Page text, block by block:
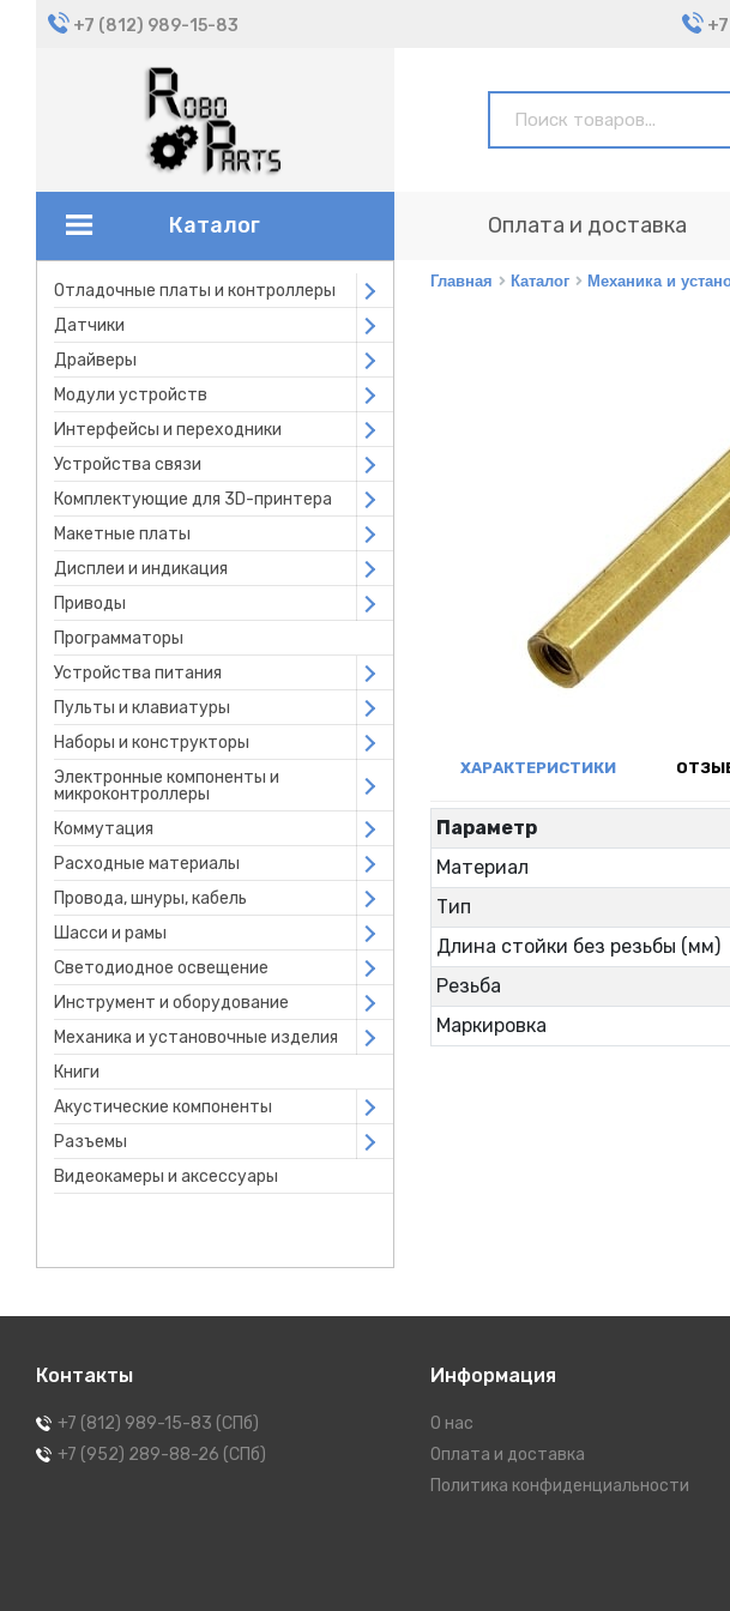
+7 (812) 989-15-83
Каталог Оплата и доставка
Отладочные платы и контроллеры
Open submenu
Датчики
Open submenu
Драйверы
Open submenu
Модули устройств
Open submenu
Интерфейсы и переходники
Open submenu
Устройства связи
Open submenu
Комплектующие для 3D-принтера
Open submenu
Макетные платы
Open submenu
Дисплеи и индикация
Open submenu
Приводы
Open submenu
Программаторы
Устройства питания
Open submenu
Пульты и клавиатуры
Open submenu
Наборы и конструкторы
Open submenu
Электронные компоненты и
микроконтроллеры
Open submenu
Коммутация
Open submenu
Расходные материалы
Open submenu
Провода, шнуры, кабель
Open submenu
Шасси и рамы
Open submenu
Светодиодное освещение
Open submenu
Инструмент и оборудование
Open submenu
Механика и установочные изделия
Open submenu
Книги
Акустические компоненты
Open submenu
Разъемы
Open submenu
Видеокамеры и аксессуары
Главная Каталог Механика и
ХАРАКТЕРИСТИКИ
Параметр
Материал
Тип
Длина стойки без резьбы (мм)
Резьба
Маркировка
Контакты
+7 (812) 989-15-83 (СПб)
+7 (952) 289-88-26 (СПб)
Информация
О нас
Оплата и доставка
Политика конфиденциальности